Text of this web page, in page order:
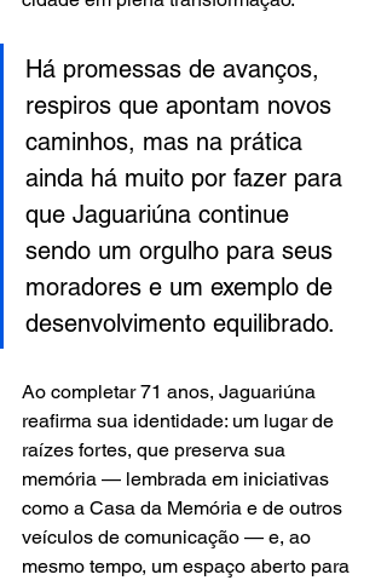
Há promessas de avanços,
respiros que apontam novos
caminhos, mas na prática
ainda há muito por fazer para
que Jaguariúna continue
sendo um orgulho para seus
moradores e um exemplo de
desenvolvimento equilibrado.
Ao completar 71 anos, Jaguariúna
reafirma sua identidade: um lugar de
raízes fortes, que preserva sua
memória — lembrada em iniciativas
como a Casa da Memória e de outros
veículos de comunicação — e, ao
mesmo tempo, um espaço aberto para